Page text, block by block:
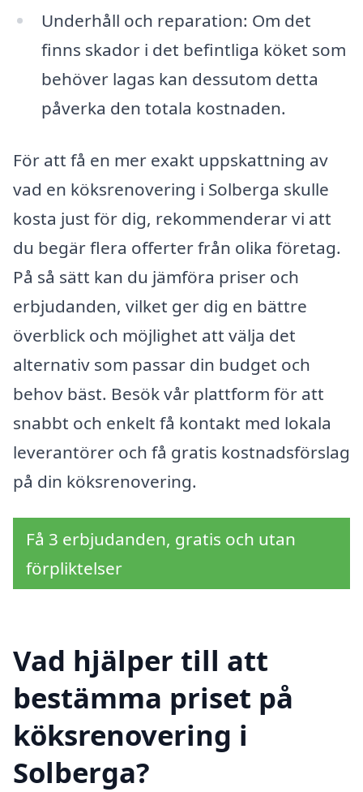
Underhåll och reparation: Om det
finns skador i det befintliga köket som
behöver lagas kan dessutom detta
påverka den totala kostnaden.
För att få en mer exakt uppskattning av
vad en köksrenovering i Solberga skulle
kosta just för dig, rekommenderar vi att
du begär flera offerter från olika företag.
På så sätt kan du jämföra priser och
erbjudanden, vilket ger dig en bättre
överblick och möjlighet att välja det
alternativ som passar din budget och
behov bäst. Besök vår plattform för att
snabbt och enkelt få kontakt med lokala
leverantörer och få gratis kostnadsförslag
på din köksrenovering.
Få 3 erbjudanden, gratis och utan
förpliktelser
Vad hjälper till att
bestämma priset på
köksrenovering i
Solberga?